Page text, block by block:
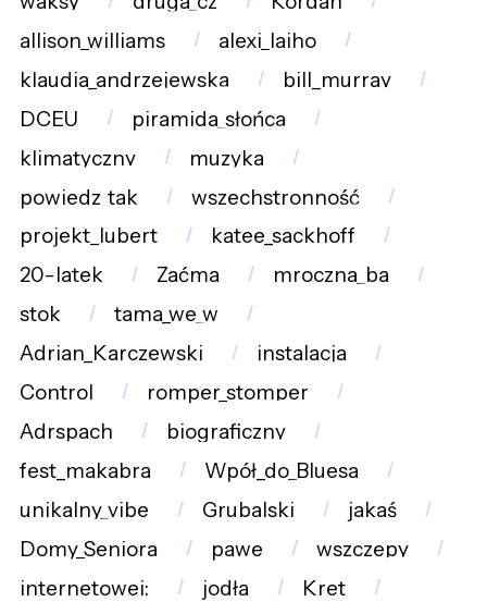
allison_williams
alexi_laiho
klaudia_andrzejewska
bill_murray
DCEU
piramida_słońca
klimatyczny
muzyka
powiedz_tak
wszechstronność
projekt_lubert
katee_sackhoff
20-latek
Zaćma
mroczna_ba
stok
tama_we_w
Adrian_Karczewski
instalacja
Control
romper_stomper
Adrspach
biograficzny
fest_makabra
Wpół_do_Bluesa
unikalny_vibe
Grubalski
jakaś
Domy_Seniora
pawe
wszczepy
internetowej:
jodła
Kret